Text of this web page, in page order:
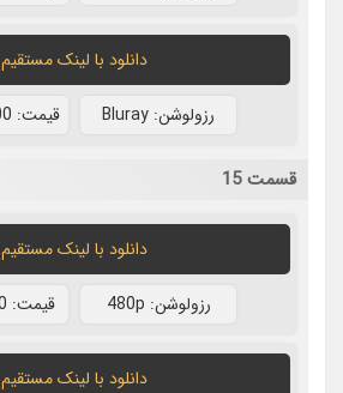
دانلود با لينک مستقيم
رزولوشن: Bluray قيمت: 12000 تومان
قسمت 15
دانلود با لينک مستقيم
رزولوشن: 480p قيمت: 8000 تومان
دانلود با لينک مستقيم